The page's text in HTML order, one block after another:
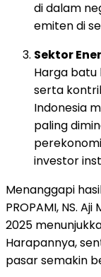
didalam
emitendi
Sektor
Harga batu
serta
Indonesia
paling
investor
Menanggapi
PROPAMI, NS. Aji
2025
Harapannya,
pasarsemakin